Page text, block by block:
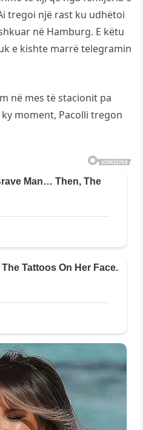
tregoi një rast ku udhëtoi
në Hamburg. E këtu
e kishte marrë telegramin
në mes të stacionit pa
moment, Pacolli tregon